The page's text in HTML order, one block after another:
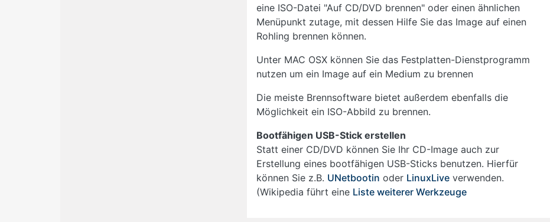
eine ISO-Datei "Auf CD/DVD brennen" oder einen ähnlichen
Menüpunkt zutage, mit dessen Hilfe Sie das Image auf einen
Rohling brennen können.
Unter MAC OSX können Sie das Festplatten-Dienstprogramm
nutzen um ein Image auf ein Medium zu brennen
Die meiste Brennsoftware bietet außerdem ebenfalls die
Möglichkeit ein ISO-Abbild zu brennen.
Bootfähigen USB-Stick erstellen
Statt einer CD/DVD können Sie Ihr CD-Image auch zur
Erstellung eines bootfähigen USB-Sticks benutzen. Hierfür
können Sie z.B. UNetbootin oder LinuxLive verwenden.
(Wikipedia führt eine Liste weiterer Werkzeuge